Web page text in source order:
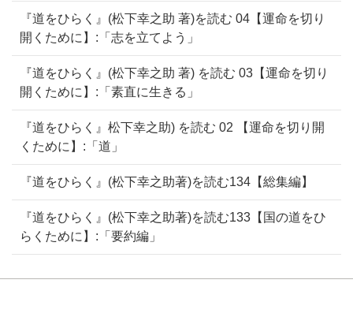
『道をひらく』(松下幸之助 著)を読む 04【運命を切り
開くために】:「志を立てよう」
『道をひらく』(松下幸之助 著) を読む 03【運命を切り
開くために】:「素直に生きる」
『道をひらく』松下幸之助) を読む 02 【運命を切り開
くために】:「道」
『道をひらく』(松下幸之助著)を読む134【総集編】
『道をひらく』(松下幸之助著)を読む133【国の道をひ
らくために】:「要約編」